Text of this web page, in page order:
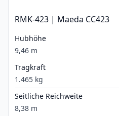
RMK-423 | Maeda CC423
Hubhöhe
9,46 m
Tragkraft
1.465 kg
Seitliche Reichweite
8,38 m